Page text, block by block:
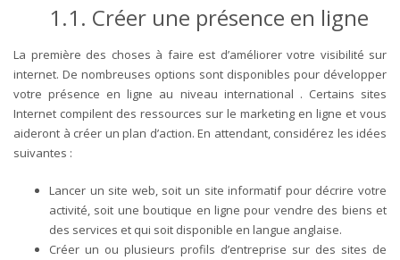
1.1. Créer une présence en ligne
La première des choses à faire est d’améliorer votre visibilité sur
internet. De nombreuses options sont disponibles pour développer
votre présence en ligne au niveau international . Certains sites
Internet compilent des ressources sur le marketing en ligne et vous
aideront à créer un plan d’action. En attendant, considérez les idées
suivantes :
Lancer un site web, soit un site informatif pour décrire votre
activité, soit une boutique en ligne pour vendre des biens et
des services et qui soit disponible en langue anglaise.
Créer un ou plusieurs profils d’entreprise sur des sites de